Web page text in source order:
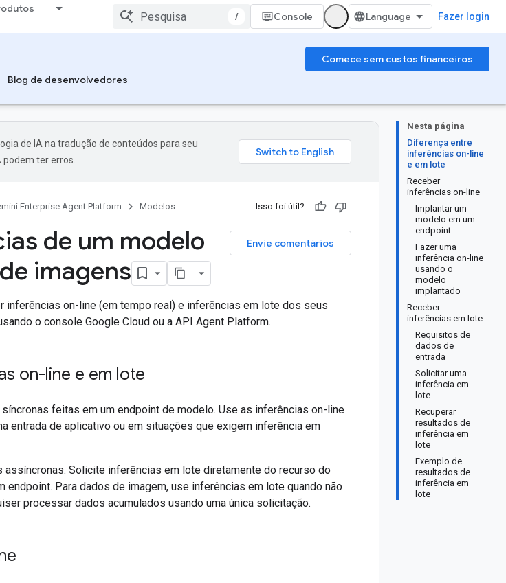
/ Console Fazer login
Comece sem custos financeiros
Blog de desenvolvedores
Nesta página
Diferença entre
inferências on-line
e em lote
Receber
inferências on-line
Implantar um
modelo em um
endpoint
Fazer uma
inferência on-line
usando o
modelo
implantado
Receber
inferências em lote
Requisitos de
dados de
entrada
Solicitar uma
inferência em
lote
Recuperar
resultados de
inferência em
lote
Exemplo de
resultados de
inferência em
lote
de IA na tradução de conteúdos para seu
ter erros.
Enterprise Agent Platform Modelos Isso foi útil?
Envie comentários
de um modelo
imagens
inferências on-line (em tempo real) e inferências em lote dos seus
o console Google Cloud ou a API Agent Platform.
on-line e em lote
feitas em um endpoint de modelo. Use as inferências on-line
entrada de aplicativo ou em situações que exigem inferência em
Solicite inferências em lote diretamente do recurso do
Para dados de imagem, use inferências em lote quando não
processar dados acumulados usando uma única solicitação.